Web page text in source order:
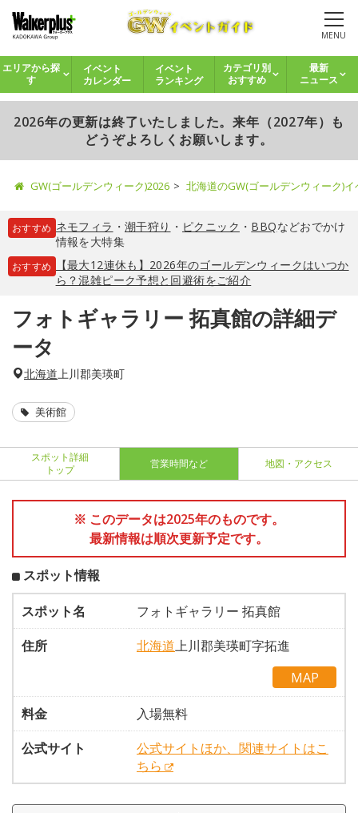
MENU
エリアから探
す
イベント
カレンダー
イベント
ランキング
カテゴリ別
おすすめ
最新
ニュース
2026年の更新は終了いたしました。来年（2027年）も
どうぞよろしくお願いします。
GW(ゴールデンウィーク)2026 北海道のGW(ゴールデンウィーク)
おすすめ ネモフィラ ・ 潮干狩り ・ ピクニック ・ BBQなどおでかけ
情報を大特集
おすすめ
【最大12連休も】2026年のゴールデンウィークはいつか
ら？混雑ピーク予想と回避術をご紹介
フォトギャラリー 拓真館の詳細デ
ータ
北海道上川郡美瑛町
美術館
スポット詳細
トップ
営業時間など 地図・アクセス
※ このデータは2025年のものです。
最新情報は順次更新予定です。
スポット情報
スポット名
フォトギャラリー 拓真館
住所
北海道上川郡美瑛町字拓進
MAP
料金
入場無料
公式サイト
公式サイトほか、関連サイトはこ
ちら